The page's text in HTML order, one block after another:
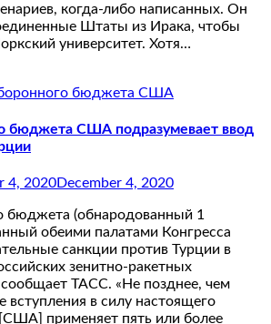
когда-либо написанных. Он
Штаты из Ирака, чтобы
университет. Хотя…
бюджета США подразумевает ввод
4, 2020December 4, 2020
бюджета (обнародованный 1
обеими палатами Конгресса
санкции против Турции в
зенитно-ракетных
ТАСС. «Не позднее, чем
вступления в силу настоящего
применяет пять или более